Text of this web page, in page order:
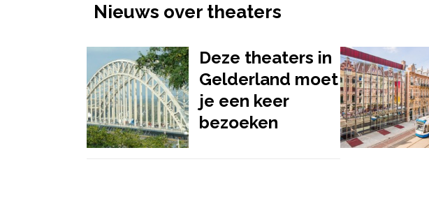
Nieuws over theaters
Deze theaters in
Gelderland moet
je een keer
bezoeken